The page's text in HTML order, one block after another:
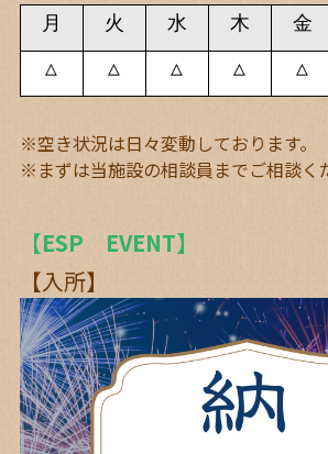
月 火 水 木 金
△
△ △ △ △
※空き状況は日々変動しております。
※まずは当施設の相談員までご相談く
【ESP EVENT】
【入所】